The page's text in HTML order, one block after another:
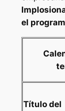
el
Título del